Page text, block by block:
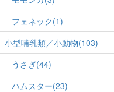
フェネック(1)
小型哺乳類／小動物(103)
うさぎ(44)
ハムスター(23)